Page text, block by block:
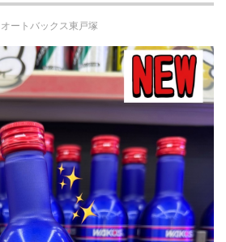
オートバックス東戸塚